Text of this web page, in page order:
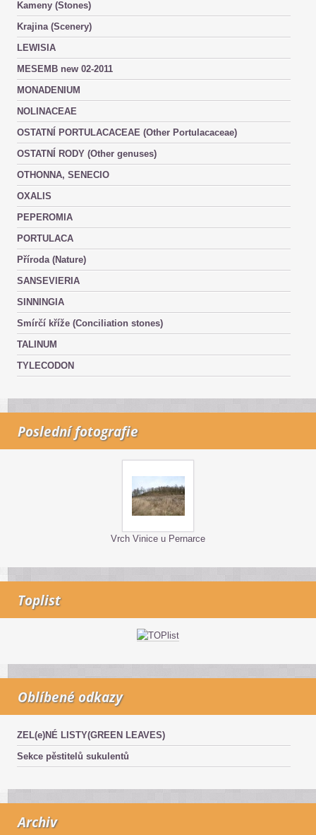
Kameny (Stones)
Krajina (Scenery)
LEWISIA
MESEMB new 02-2011
MONADENIUM
NOLINACEAE
OSTATNÍ PORTULACACEAE (Other Portulacaceae)
OSTATNÍ RODY (Other genuses)
OTHONNA, SENECIO
OXALIS
PEPEROMIA
PORTULACA
Příroda (Nature)
SANSEVIERIA
SINNINGIA
Smírčí kříže (Conciliation stones)
TALINUM
TYLECODON
Poslední fotografie
Vrch Vinice u Pernarce
Toplist
Oblíbené odkazy
ZEL(e)NÉ LISTY(GREEN LEAVES)
Sekce pěstitelů sukulentů
Archiv